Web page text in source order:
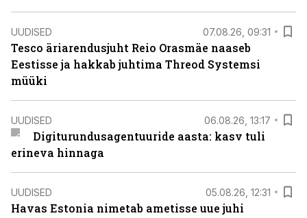
UUDISED 07.08.26, 09:31
Tesco äriarendusjuht Reio Orasmäe naaseb
Eestisse ja hakkab juhtima Threod Systemsi
müüki
UUDISED 06.08.26, 13:17
Digiturundusagentuuride aasta: kasv tuli
erineva hinnaga
UUDISED 05.08.26, 12:31
Havas Estonia nimetab ametisse uue juhi